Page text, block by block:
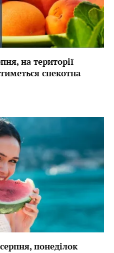
на території
спекотна
понеділок